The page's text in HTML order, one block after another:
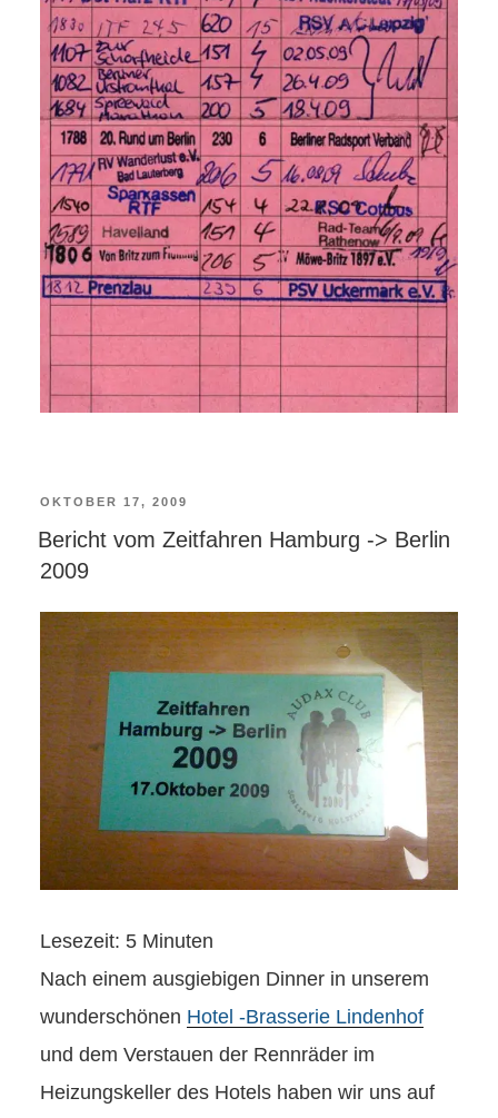
VERÖFFENTLICHT
AM
OKTOBER 17, 2009
Bericht vom Zeitfahren Hamburg -> Berlin
2009
Lesezeit: 5 Minuten
Nach einem ausgiebigen Dinner in unserem
wunderschönen Hotel -Brasserie Lindenhof
und dem Verstauen der Rennräder im
Heizungskeller des Hotels haben wir uns auf